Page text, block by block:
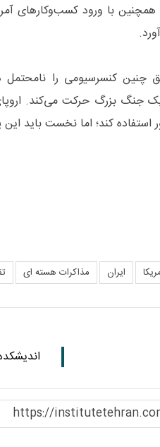
با ورود کسب‌وکارهای
چنین کنسرسیومی را
استفاده کند؛ اما نخست باید این
ایران مذاکرات هسته ای